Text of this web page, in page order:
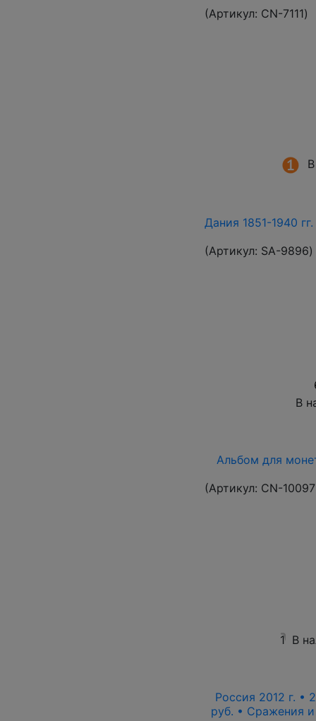
(Артикул: СN-7111)
Дания 1851-1940
(Артикул: SA-9896)
В
Альбом для
(Артикул: CN-
1 В
Россия 2012 г. •
руб. • Сражения